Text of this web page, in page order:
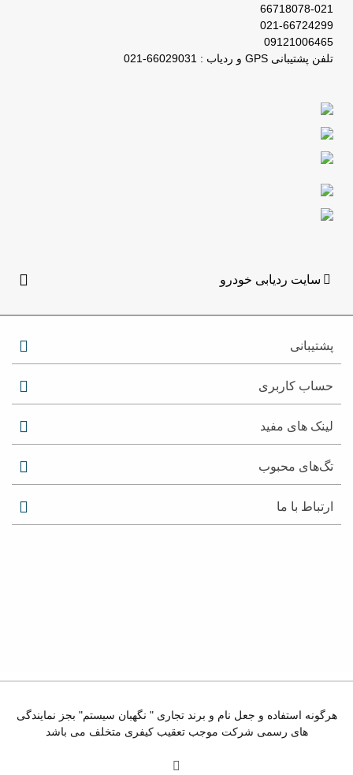
66718078-021
021-66724299
09121006465
تلفن پشتیبانی GPS و ردیاب : 66029031-021
سایت ردیابی خودرو
پشتیبانی
حساب کاربری
لینک های مفید
تگ‌های محبوب
ارتباط با ما
هرگونه استفاده و جعل نام و برند تجاری " نگهبان سیستم" بجز نمایندگی
های رسمی شرکت موجب تعقیب کیفری متخلف می باشد